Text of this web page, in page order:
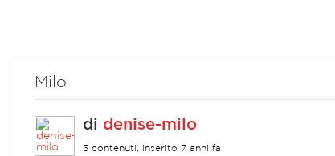
Milo
di denise-milo
3 contenuti, inserito 7 anni fa